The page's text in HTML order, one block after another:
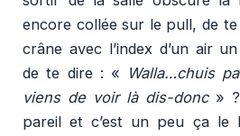
encore collée sur le pull, de
crâne avec l’index d’un air
de te dire : « Walla…chuis
viens de voir là dis-donc» ?
pareil et c’est un peu ça le